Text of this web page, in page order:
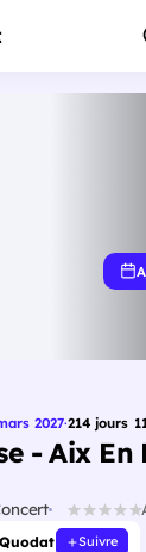
2027·214 jours
- Aix En
Suivre